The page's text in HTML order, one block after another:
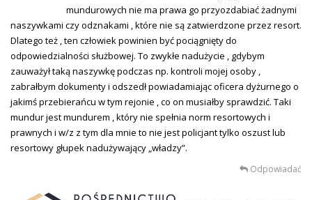
mundurowych nie ma prawa go przyozdabiać żadnymi
naszywkami czy odznakami , które nie są zatwierdzone przez resort.
Dlatego też , ten człowiek powinien być pociągnięty do
odpowiedzialności służbowej. To zwykłe nadużycie , gdybym
zauważył taką naszywkę podczas np. kontroli mojej osoby ,
zabrałbym dokumenty i odszedł powiadamiając oficera dyżurnego o
jakimś przebierańcu w tym rejonie , co on musiałby sprawdzić. Taki
mundur jest mundurem , który nie spełnia norm resortowych i
prawnych i w/z z tym dla mnie to nie jest policjant tylko oszust lub
resortowy głupek nadużywający „władzy”.
Odpowiadać